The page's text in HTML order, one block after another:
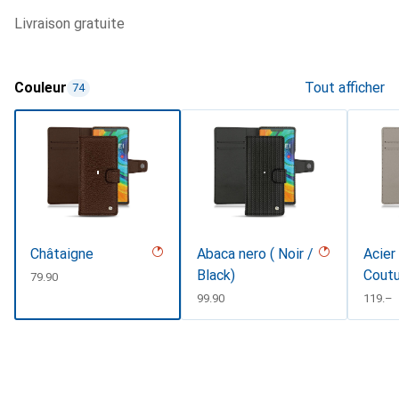
livraison gratuite
Couleur 74 Tout afficher
Châtaigne
CHF
79.90
Abaca nero ( Noir /
Black)
CHF
99.90 CHF
119.–